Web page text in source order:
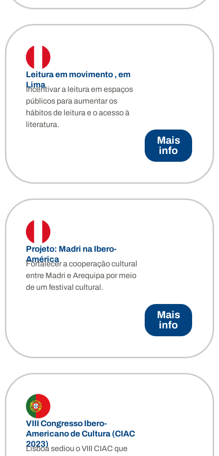
Leitura em movimento , em
Lima
Incentivar a leitura em espaços
públicos para aumentar os
hábitos de leitura e o acesso à
literatura.
Mais
info
Projeto: Madri na Ibero-
América
Fortalecer a cooperação cultural
entre Madri e Arequipa por meio
de um festival cultural.
Mais
info
VIII Congresso Ibero-
Americano de Cultura (CIAC
2023)
Lisboa sediou o VIII CIAC que